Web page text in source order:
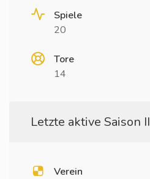
Spiele
20
Tore
14
Letzte aktive Saison II
Verein